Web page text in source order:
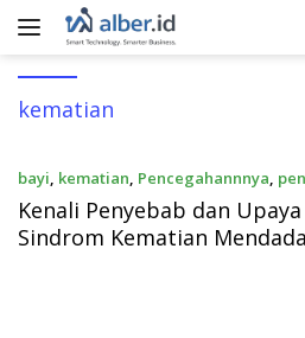
Langsung
kematian
bayi, kematian, Pencegahannnya,
Kenali Penyebab dan Upaya Pencegahan
Sindrom Kematian